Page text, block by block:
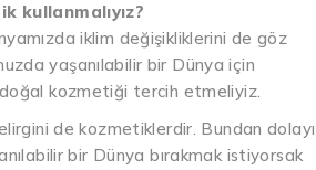
kullanmalıyız?
iklim değişikliklerini de göz
yaşanılabilir bir Dünya için
kozmetiği tercih etmeliyiz.
de kozmetiklerdir. Bundan dolayı
bir Dünya bırakmak istiyorsak